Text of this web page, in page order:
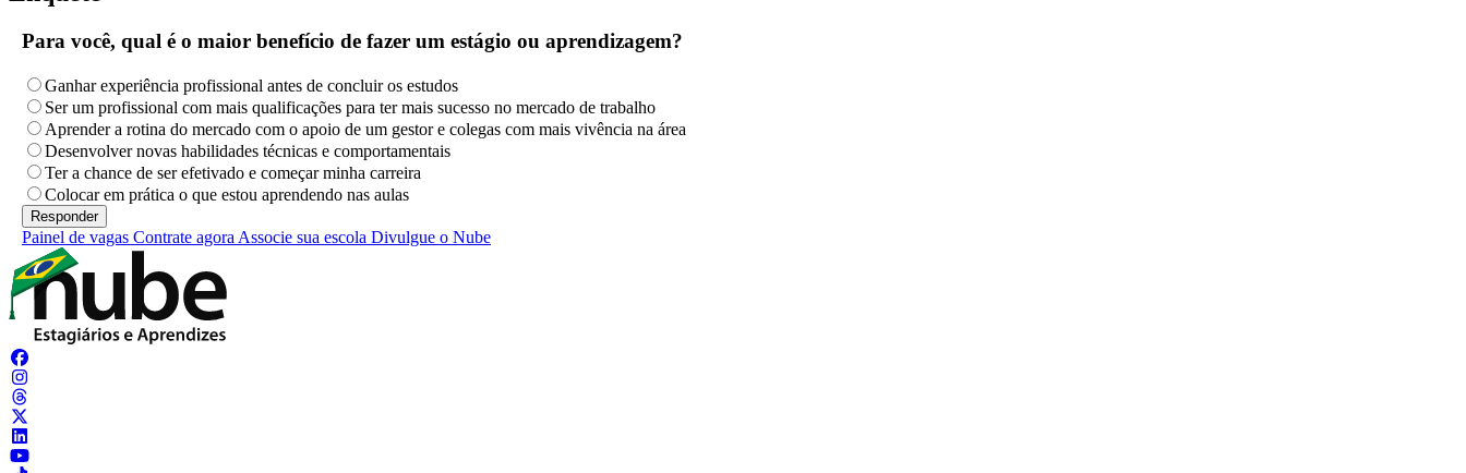
Para você, qual é o maior benefício de fazer um estágio ou aprendizagem?
Ganhar experiência profissional antes de concluir os estudos
Ser um profissional com mais qualificações para ter mais sucesso no mercado de trabalho
Aprender a rotina do mercado com o apoio de um gestor e colegas com mais vivência na área
Desenvolver novas habilidades técnicas e comportamentais
Ter a chance de ser efetivado e começar minha carreira
Colocar em prática o que estou aprendendo nas aulas
Painel de vagas Contrate agora Associe sua escola Divulgue o Nube